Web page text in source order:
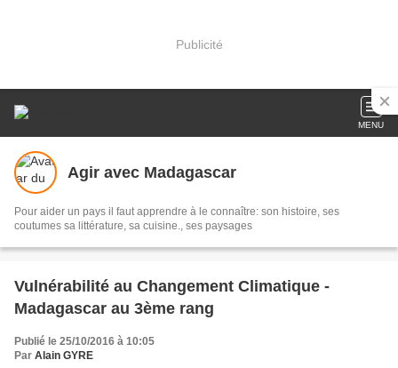
Publicité
MENU
Agir avec Madagascar
Pour aider un pays il faut apprendre à le connaître: son histoire, ses
coutumes sa littérature, sa cuisine., ses paysages
Vulnérabilité au Changement Climatique -
Madagascar au 3ème rang
Publié le 25/10/2016 à 10:05
Par Alain GYRE